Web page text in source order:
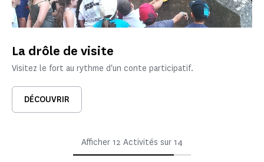
La drôle de visite
Visitez le fort au rythme d'un conte participatif.
DÉCOUVRIR
Afficher 12 Activités sur 14